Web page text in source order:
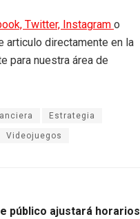
Twitter, Instagram o
articulo directamente en la
para nuestra área de
Estrategia
Videojuegos
público ajustará horarios